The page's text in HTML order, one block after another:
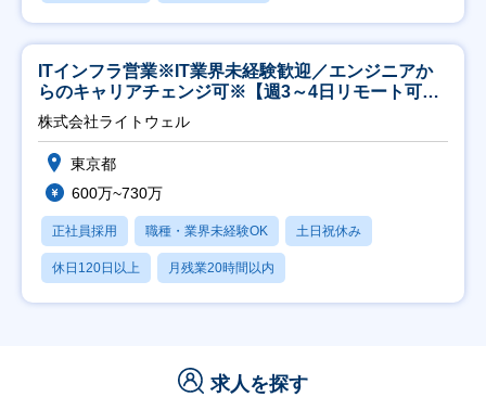
ITインフラ営業※IT業界未経験歓迎／エンジニアか
らのキャリアチェンジ可※【週3～4日リモート可
能】
株式会社ライトウェル
東京都
600万~730万
正社員採用 職種・業界未経験OK 土日祝休み
休日120日以上 月残業20時間以内
求人を探す